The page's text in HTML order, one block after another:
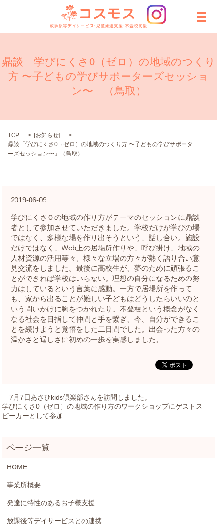
メ
鼎談「学びにくさ0（ゼロ）の地域のつくり
方 〜子どもの学びサポーターズセッショ
ン〜」（鳥取）
TOP [お知らせ]
鼎談「学びにくさ0（ゼロ）の地域のつくり方 〜子どもの学びサポータ
ーズセッション〜」（鳥取）
2019-06-09
学びにくさ０の地域の作り方がテーマのセッションに鼎談
者として参加させていただきました。学校だけが学びの場
ではなく、多様な場を作り出そうという、話し合い。施設
だけではなく、Web上の居場所作りや、呼び掛け、地域の
人材資源の活用等々、様々な立場の方々が熱く語り合い意
見交流をしました。最後に高校生が、夢のために頑張るこ
とができれば学校はいらない。理想の自分になるための努
力はしているという言葉に感動。一方で居場所を作って
も、家から出ることが難しい子どもはどうしたらいいのと
いう問いかけに胸をつかれたり。不登校という概念がなく
なる社会を目指して仲間と手を繋ぎ、今、自分ができるこ
とを続けようと覚悟をした二日間でした。出会った方々の
温かさと逞しさに初めの一歩を実感しました。
7月7日あさひkids倶楽部さんを訪問しました。
学びにくさ0（ゼロ）の地域の作り方のワークショップにゲストス
ピーカーとして参加
HOME
事業所概要
発達に特性のあるお子様支援
放課後等デイサービスとの連携